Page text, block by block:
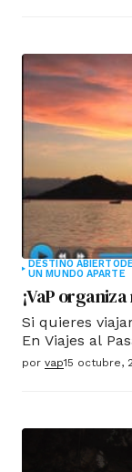
DESTINO ABIERTO
UN MUNDO APARTE
¡VaP
Si quieres
En Viajes al
mundo,
por vap15 octubre,